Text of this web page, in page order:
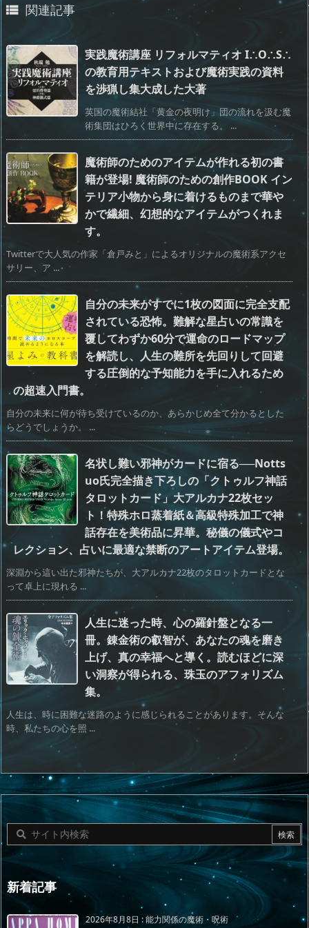
 関連記事
実践魔術講座 リフォルマティオ I∴O∴S∴
の教育用テキストおよび魔術実践の資料
を渉猟し集大成した大著
英国の魔術結社「黄金の夜明け」団の流れを汲む魔
術集団はひろく世界中に存在する。 ...
魔術師のためのアイテムが作れる初の書
籍が登場! 魔術師のための創作BOOK イン
テリア小物から身に着けるものまで華や
かで繊細、幻想的なアイテムがつくれま
す。
Twitterで大人気の作家「倉戸みと」によるオリジナルの魔術系アクセ
サリー、ア ...
自分の未来がすでに1枚の図面に完全支配
されている恐怖。難解な星占いの常識を
覆してわずか60分で運命のロードマップ
を解読し、人生の難所を先回りして回避
する圧倒的な予知能力を手に入れるため
の超速入門書。
自分の未来に何が待ち受けているのか、あらかじめ全て分かるとした
らどうでしょうか。 ...
名状し難い邪神がカードに宿る──Notts
uo氏完全描き下ろしの「クトゥルフ神話
タロットカード」大アルカナ22枚セッ
ト！特殊ホロ蒸着紙＆高級特殊加工で神
話存在を美術品に昇華。秘儀の儀式やコ
レクション、占いに最適な禁断のアートアイテム登場。
深淵から這い出た邪神たちが、大アルカナ22枚のタロットカードとな
って卓上に現れる ...
人生に迷った時、心の羅針盤となる一
冊。錬金術の叡智が、あなたの魂を磨き
上げ、真の幸福へと導く。読むほどに深
い洞察が得られる、珠玉のアフォリズム
集。
人生は、時に困難な迷路のように感じられることがあります。そんな
時、私たちの心を照 ...
新着記事
2026年8月8日 :能力関係の魔術・呪術